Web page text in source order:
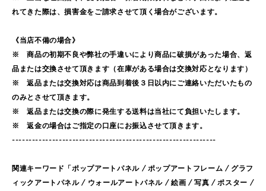
れてきた際は、損害金をご請求させて頂く場合がございます。
《当店不備の場合》
※ 商品の初期不良や弊社の手違いにより商品に破損があった場合、返
品または交換させて頂きます（在庫がある場合は交換対応となります）
※ 返品または交換対応は商品到着後３日以内にご連絡いただいたもの
のみとさせて頂きます。
※ 返品または交換の際に発生する送料は当社にて負担いたします。
※ 返金の場合はご指定の口座にお振込させて頂きます。
-------------------------------------------------------------
関連キーワード「ポップアートパネル / ポップアートフレーム / グラフ
ィックアートパネル / ウォールアートパネル / 絵画 / 写真 / ポスター /